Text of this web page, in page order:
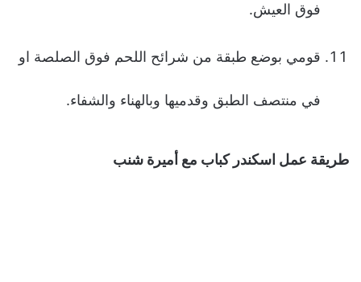
فوق العيش.
قومي بوضع طبقة من شرائح اللحم فوق الصلصة او
في منتصف الطبق وقدميها وبالهناء والشفاء.
طريقة عمل اسكندر كباب مع أميرة شنب